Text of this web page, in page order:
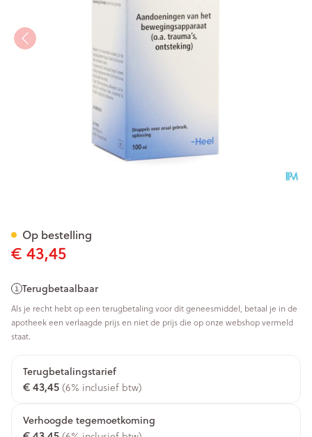
€ 43,45
Terugbetaalbaar
Als je recht hebt op een terugbetaling voor dit geneesmiddel, betaal je in de
apotheek een verlaagde prijs en niet de prijs die op onze webshop vermeld
staat.
Terugbetalingstarief
€ 43,45 (6% inclusief btw)
Verhoogde tegemoetkoming
Op bestelling